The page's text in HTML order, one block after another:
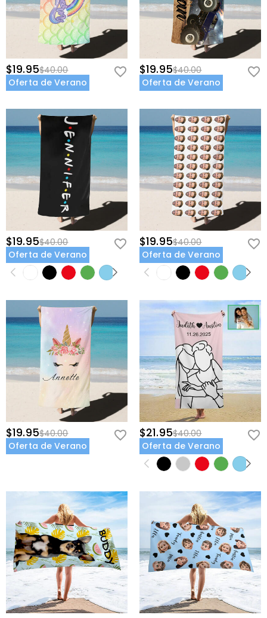
$19.95$40.00
Oferta de Verano
$19.95$40.00
Oferta de Verano
$19.95$40.00
Oferta de Verano
$19.95$40.00
Oferta de Verano
$19.95$40.00
Oferta de Verano
$21.95$40.00
Oferta de Verano